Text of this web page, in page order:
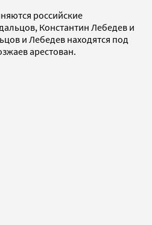
российские
Константин Лебедев и
и Лебедев находятся под
арестован.